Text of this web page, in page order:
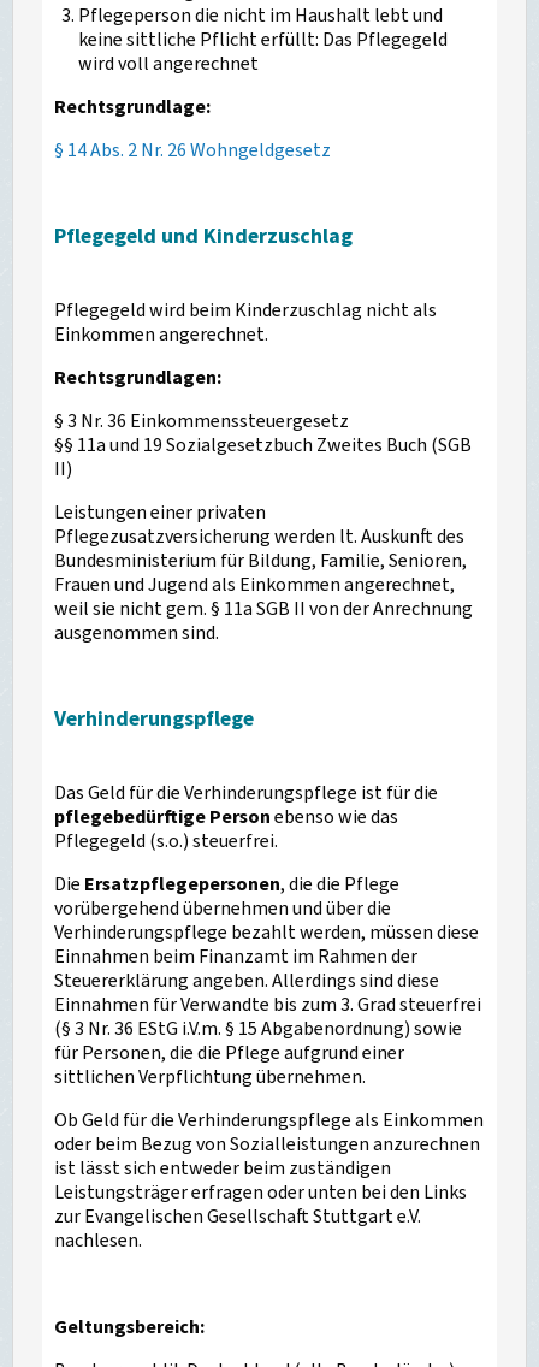
Pflegeperson die nicht im Haushalt lebt und
keine sittliche Pflicht erfüllt: Das Pflegegeld
wird voll angerechnet
Rechtsgrundlage:
§ 14 Abs. 2 Nr. 26 Wohngeldgesetz
Pflegegeld und Kinderzuschlag
Pflegegeld wird beim Kinderzuschlag nicht als
Einkommen angerechnet.
Rechtsgrundlagen:
§ 3 Nr. 36 Einkommenssteuergesetz
§§ 11a und 19 Sozialgesetzbuch Zweites Buch (SGB
II)
Leistungen einer privaten
Pflegezusatzversicherung werden lt. Auskunft des
Bundesministerium für Bildung, Familie, Senioren,
Frauen und Jugend als Einkommen angerechnet,
weil sie nicht gem. § 11a SGB II von der Anrechnung
ausgenommen sind.
Verhinderungspflege
Das Geld für die Verhinderungspflege ist für die
pflegebedürftige Personebenso wie das
Pflegegeld (s.o.) steuerfrei.
Die Ersatzpflegepersonen, die die Pflege
vorübergehend übernehmen und über die
Verhinderungspflege bezahlt werden, müssen diese
Einnahmen beim Finanzamt im Rahmen der
Steuererklärung angeben. Allerdings sind diese
Einnahmen für Verwandte bis zum 3. Grad steuerfrei
(§ 3 Nr. 36 EStG i.V.m. § 15 Abgabenordnung) sowie
für Personen, die die Pflege aufgrund einer
sittlichen Verpflichtung übernehmen.
Ob Geld für die Verhinderungspflege als Einkommen
oder beim Bezug von Sozialleistungen anzurechnen
ist lässt sich entweder beim zuständigen
Leistungsträger erfragen oder unten bei den Links
zur Evangelischen Gesellschaft Stuttgart e.V.
nachlesen.
Geltungsbereich: